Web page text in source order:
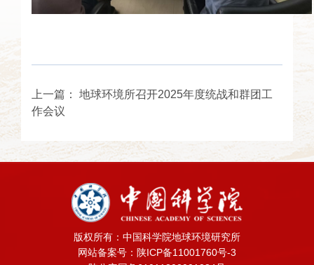
上一篇：
地球环境所召开2025年度统战和群团工
作会议
版权所有：中国科学院地球环境研究所
网站备案号：陕ICP备11001760号-3